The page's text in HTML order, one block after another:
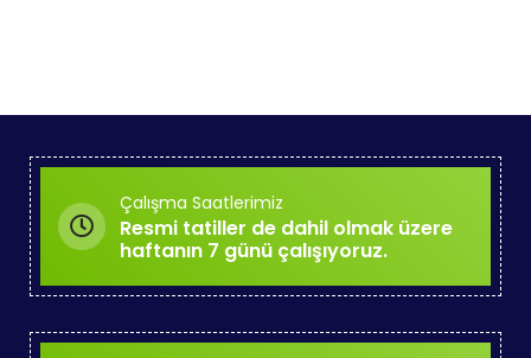
Çalışma Saatlerimiz
Resmi tatiller de dahil olmak üzere
haftanın 7 günü çalışıyoruz.